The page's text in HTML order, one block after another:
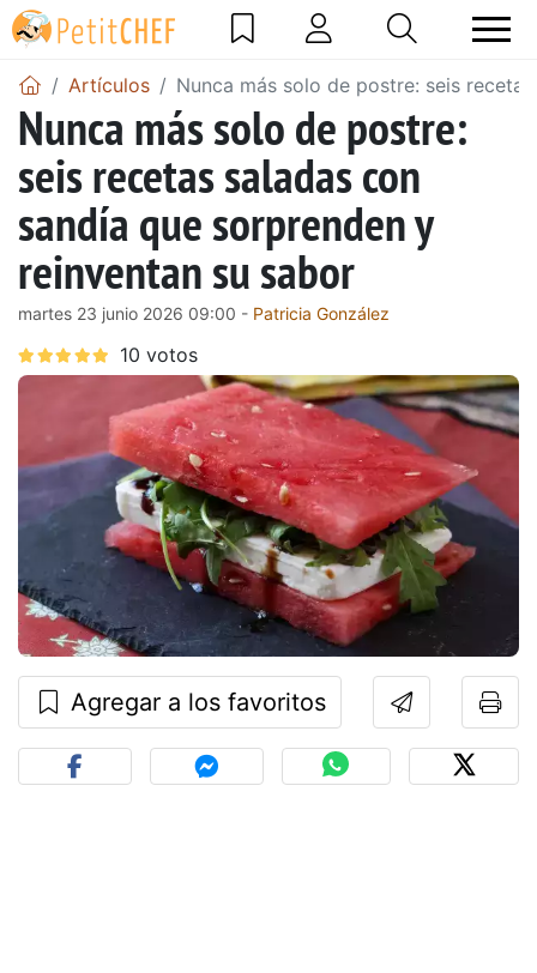
Artículos Nunca más solo de postre: seis
Nunca más solo de postre:
seis recetas saladas con
sandía que sorprenden y
reinventan su sabor
martes 23 junio 2026 09:00 - Patricia González
Agregar a los favoritos